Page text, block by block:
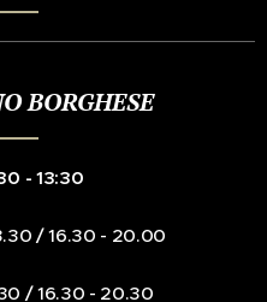
BORGHESE
- 13:30
/ 16.30 - 20.00
/ 16.30 - 20.30